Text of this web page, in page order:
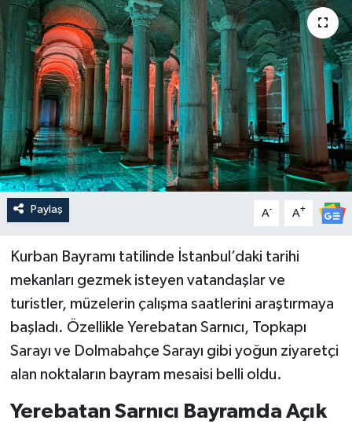
Paylaş A- A+
Kurban Bayramı tatilinde İstanbul’daki tarihi
mekanları gezmek isteyen vatandaşlar ve
turistler, müzelerin çalışma saatlerini araştırmaya
başladı. Özellikle Yerebatan Sarnıcı, Topkapı
Sarayı ve Dolmabahçe Sarayı gibi yoğun ziyaretçi
alan noktaların bayram mesaisi belli oldu.
Yerebatan Sarnıcı Bayramda Açık